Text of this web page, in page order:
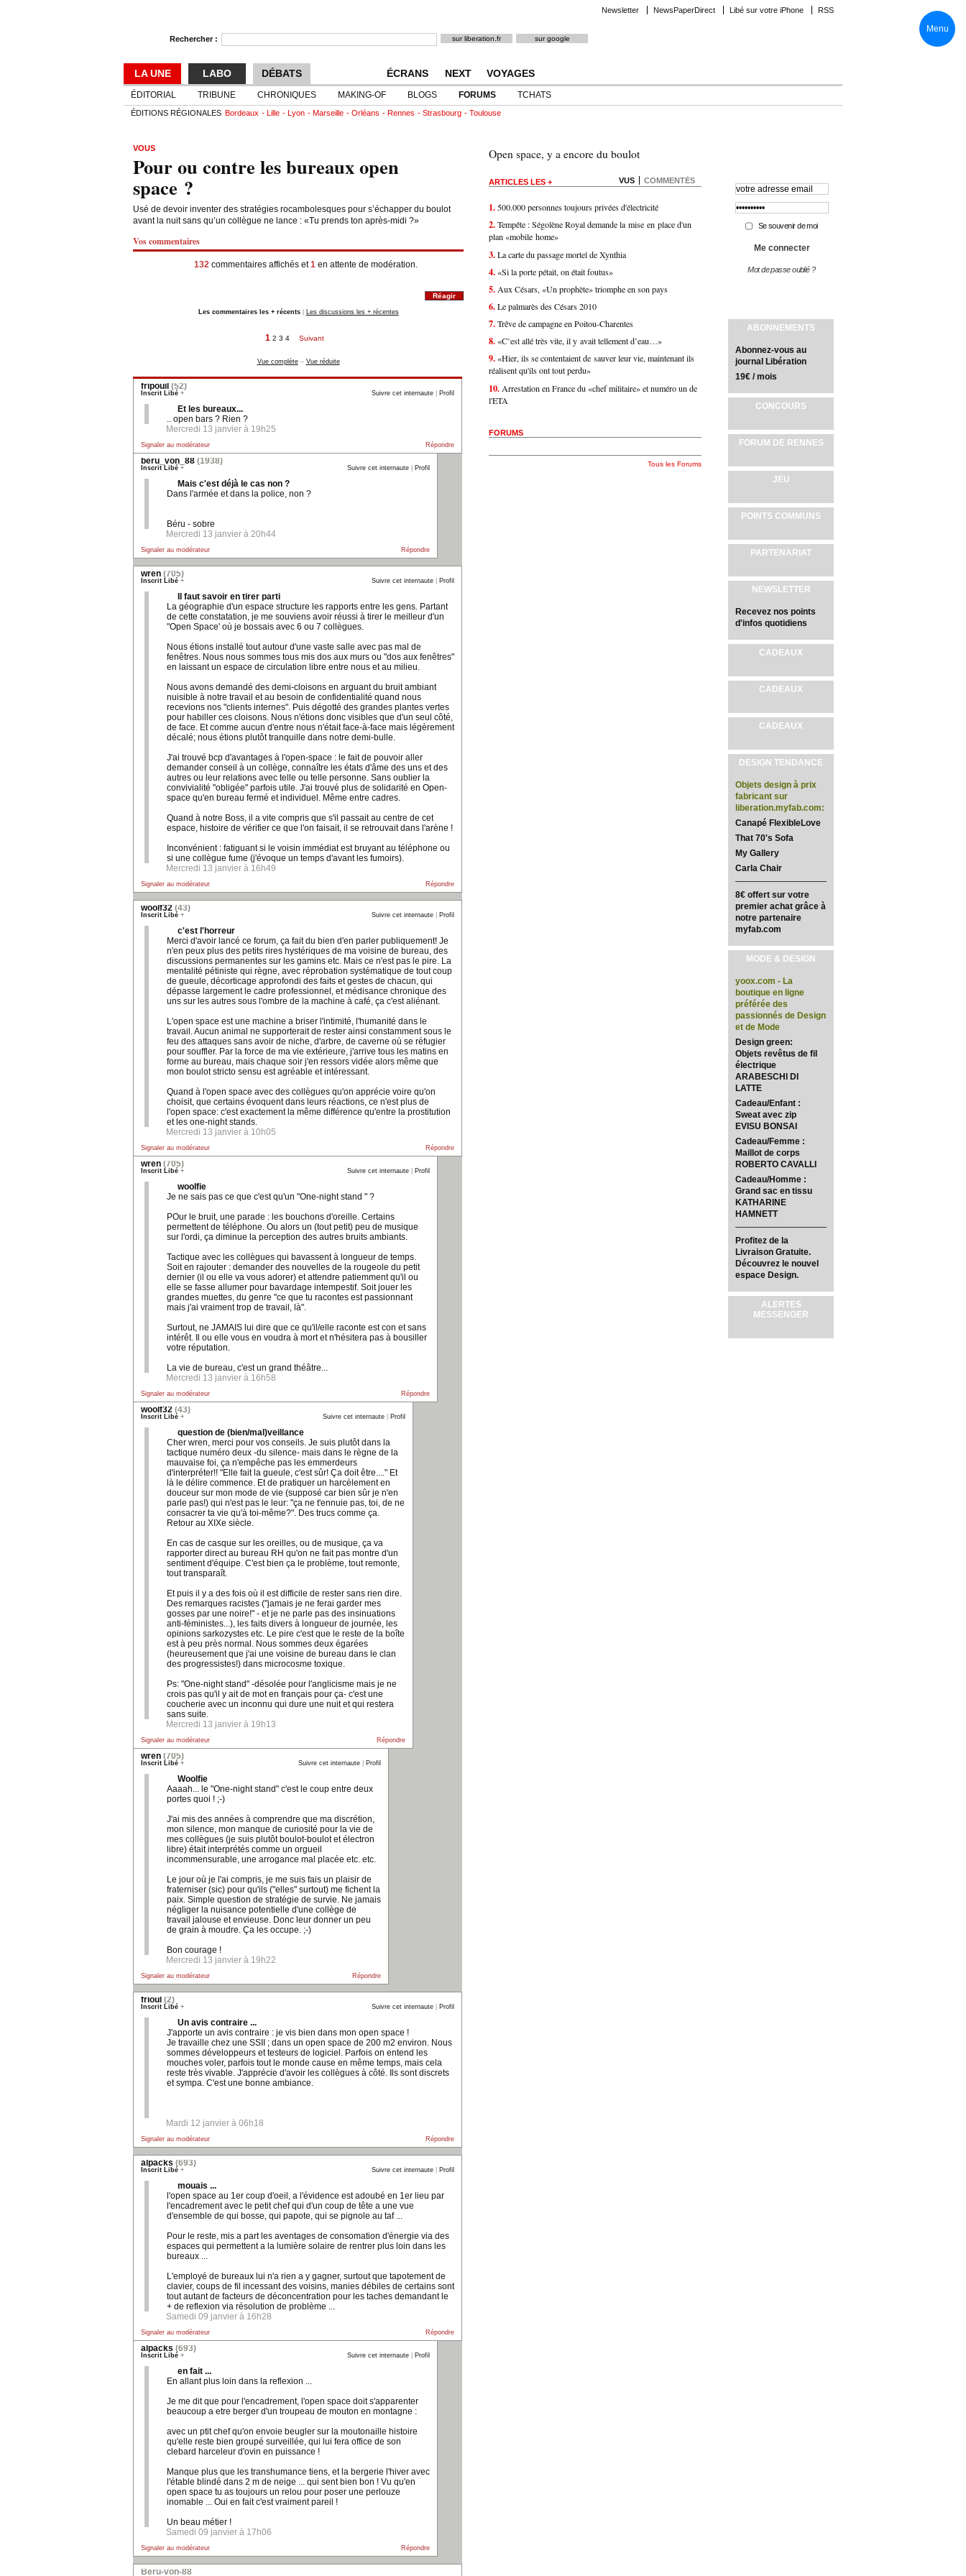
Menu
Newsletter NewsPaperDirect Libé sur votre iPhone RSS
Rechercher :
LA UNE LABO DÉBATS ÉCRANS NEXT VOYAGES
ÉDITORIAL TRIBUNE CHRONIQUES MAKING-OF BLOGS FORUMS TCHATS
ÉDITIONS RÉGIONALES Bordeaux Lille Lyon Marseille Orléans Rennes Strasbourg Toulouse
VOUS
Pour ou contre les bureaux open
space ?
Usé de devoir inventer des stratégies rocambolesques pour s’échapper du boulot
avant la nuit sans qu’un collègue ne lance : «Tu prends ton après-midi ?»
Vos commentaires
132 commentaires affichés et1 en attente de modération.
Réagir
Les commentaires les + récents| Les discussions les + récentes
1 2 3 4 Suivant
Vue complète– Vue réduite
fripouil (52)
Inscrit Libé + Suivre cet internaute Profil
Et les bureaux...
.. open bars ? Rien ?
Mercredi 13 janvier à 19h25
Signaler au modérateur Répondre
beru_von_88 (1938)
Inscrit Libé + Suivre cet internaute Profil
Mais c'est déjà le cas non ?
Dans l'armée et dans la police, non ?
Béru - sobre
Mercredi 13 janvier à 20h44
Signaler au modérateur Répondre
wren (705)
Inscrit Libé + Suivre cet internaute Profil
Il faut savoir en tirer parti
La géographie d'un espace structure les rapports entre les gens. Partant
de cette constatation, je me souviens avoir réussi à tirer le meilleur d'un
"Open Space' où je bossais avec 6 ou 7 collègues.
Nous étions installé tout autour d'une vaste salle avec pas mal de
fenêtres. Nous nous sommes tous mis dos aux murs ou "dos aux fenêtres"
en laissant un espace de circulation libre entre nous et au milieu.
Nous avons demandé des demi-cloisons en arguant du bruit ambiant
nuisible à notre travail et au besoin de confidentialité quand nous
recevions nos "clients internes". Puis dégotté des grandes plantes vertes
pour habiller ces cloisons. Nous n'étions donc visibles que d'un seul côté,
de face. Et comme aucun d'entre nous n'était face-à-face mais légèrement
décalé; nous étions plutôt tranquille dans notre demi-bulle.
J'ai trouvé bcp d'avantages à l'open-space : le fait de pouvoir aller
demander conseil à un collège, connaître les états d'âme des uns et des
autres ou leur relations avec telle ou telle personne. Sans oublier la
convivialité "obligée" parfois utile. J'ai trouvé plus de solidarité en Open-
space qu'en bureau fermé et individuel. Même entre cadres.
Quand à notre Boss, il a vite compris que s'il passait au centre de cet
espace, histoire de vérifier ce que l'on faisait, il se retrouvait dans l'arène !
Inconvénient : fatiguant si le voisin immédiat est bruyant au téléphone ou
si une collègue fume (j'évoque un temps d'avant les fumoirs).
Mercredi 13 janvier à 16h49
Signaler au modérateur Répondre
woolf32 (43)
Inscrit Libé + Suivre cet internaute Profil
c'est l'horreur
Merci d'avoir lancé ce forum, ça fait du bien d'en parler publiquement! Je
n'en peux plus des petits rires hystériques de ma voisine de bureau, des
discussions permanentes sur les gamins etc. Mais ce n'est pas le pire. La
mentalité pétiniste qui règne, avec réprobation systématique de tout coup
de gueule, décorticage approfondi des faits et gestes de chacun, qui
dépasse largement le cadre professionnel, et médisance chronique des
uns sur les autres sous l'ombre de la machine à café, ça c'est aliénant.
L'open space est une machine a briser l'intimité, l'humanité dans le
travail. Aucun animal ne supporterait de rester ainsi constamment sous le
feu des attaques sans avoir de niche, d'arbre, de caverne où se réfugier
pour souffler. Par la force de ma vie extérieure, j'arrive tous les matins en
forme au bureau, mais chaque soir j'en ressors vidée alors même que
mon boulot stricto sensu est agréable et intéressant.
Quand à l'open space avec des collègues qu'on apprécie voire qu'on
choisit, que certains évoquent dans leurs réactions, ce n'est plus de
l'open space: c'est exactement la même différence qu'entre la prostitution
et les one-night stands.
Mercredi 13 janvier à 10h05
Signaler au modérateur Répondre
wren (705)
Inscrit Libé + Suivre cet internaute Profil
woolfie
Je ne sais pas ce que c'est qu'un "One-night stand " ?
POur le bruit, une parade : les bouchons d'oreille. Certains
permettent de téléphone. Ou alors un (tout petit) peu de musique
sur l'ordi, ça diminue la perception des autres bruits ambiants.
Tactique avec les collègues qui bavassent à longueur de temps.
Soit en rajouter : demander des nouvelles de la rougeole du petit
dernier (il ou elle va vous adorer) et attendre patiemment qu'il ou
elle se fasse allumer pour bavardage intempestif. Soit jouer les
grandes muettes, du genre "ce que tu racontes est passionnant
mais j'ai vraiment trop de travail, là".
Surtout, ne JAMAIS lui dire que ce qu'il/elle raconte est con et sans
intérêt. Il ou elle vous en voudra à mort et n'hésitera pas à bousiller
votre réputation.
La vie de bureau, c'est un grand théâtre...
Mercredi 13 janvier à 16h58
Signaler au modérateur Répondre
woolf32 (43)
Inscrit Libé + Suivre cet internaute Profil
question de (bien/mal)veillance
Cher wren, merci pour vos conseils. Je suis plutôt dans la
tactique numéro deux -du silence- mais dans le règne de la
mauvaise foi, ça n'empêche pas les emmerdeurs
d'interpréter!! "Elle fait la gueule, c'est sûr! Ça doit être...." Et
là le délire commence. Et de pratiquer un harcèlement en
douceur sur mon mode de vie (supposé car bien sûr je n'en
parle pas!) qui n'est pas le leur: "ça ne t'ennuie pas, toi, de ne
consacrer ta vie qu'à toi-même?". Des trucs comme ça.
Retour au XIXe siècle.
En cas de casque sur les oreilles, ou de musique, ça va
rapporter direct au bureau RH qu'on ne fait pas montre d'un
sentiment d'équipe. C'est bien ça le problème, tout remonte,
tout transparaît.
Et puis il y a des fois où il est difficile de rester sans rien dire.
Des remarques racistes ("jamais je ne ferai garder mes
gosses par une noire!" - et je ne parle pas des insinuations
anti-féministes...), les faits divers à longueur de journée, les
opinions sarkozystes etc. Le pire c'est que le reste de la boîte
est à peu près normal. Nous sommes deux égarées
(heureusement que j'ai une voisine de bureau dans le clan
des progressistes!) dans microcosme toxique.
Ps: "One-night stand" -désolée pour l'anglicisme mais je ne
crois pas qu'il y ait de mot en français pour ça- c'est une
coucherie avec un inconnu qui dure une nuit et qui restera
sans suite.
Mercredi 13 janvier à 19h13
Signaler au modérateur Répondre
wren (705)
Inscrit Libé + Suivre cet internaute Profil
Woolfie
Aaaah... le "One-night stand" c'est le coup entre deux
portes quoi ! ;-)
J'ai mis des années à comprendre que ma discrétion,
mon silence, mon manque de curiosité pour la vie de
mes collègues (je suis plutôt boulot-boulot et électron
libre) était interprétés comme un orgueil
incommensurable, une arrogance mal placée etc. etc.
Le jour où je l'ai compris, je me suis fais un plaisir de
fraterniser (sic) pour qu'ils ("elles" surtout) me fichent la
paix. Simple question de stratégie de survie. Ne jamais
négliger la nuisance potentielle d'une collège de
travail jalouse et envieuse. Donc leur donner un peu
de grain à moudre. Ça les occupe. ;-)
Bon courage !
Mercredi 13 janvier à 19h22
Signaler au modérateur Répondre
frioul (2)
Inscrit Libé + Suivre cet internaute Profil
Un avis contraire ...
J'apporte un avis contraire : je vis bien dans mon open space !
Je travaille chez une SSII ; dans un open space de 200 m2 environ. Nous
sommes développeurs et testeurs de logiciel. Parfois on entend les
mouches voler, parfois tout le monde cause en même temps, mais cela
reste très vivable. J'apprécie d'avoir les collègues à côté. Ils sont discrets
et sympa. C'est une bonne ambiance.
Mardi 12 janvier à 06h18
Signaler au modérateur Répondre
alpacks (693)
Inscrit Libé + Suivre cet internaute Profil
mouais ...
l'open space au 1er coup d'oeil, a l'évidence est adoubé en 1er lieu par
l'encadrement avec le petit chef qui d'un coup de tête a une vue
d'ensemble de qui bosse, qui papote, qui se pignole au taf ...
Pour le reste, mis a part les aventages de consomation d'énergie via des
espaces qui permettent a la lumière solaire de rentrer plus loin dans les
bureaux ...
L'employé de bureaux lui n'a rien a y gagner, surtout que tapotement de
clavier, coups de fil incessant des voisins, manies débiles de certains sont
tout autant de facteurs de déconcentration pour les taches demandant le
+ de reflexion via résolution de problème ...
Samedi 09 janvier à 16h28
Signaler au modérateur Répondre
alpacks (693)
Inscrit Libé + Suivre cet internaute Profil
en fait ...
En allant plus loin dans la reflexion ...
Je me dit que pour l'encadrement, l'open space doit s'apparenter
beaucoup a etre berger d'un troupeau de mouton en montagne :
avec un ptit chef qu'on envoie beugler sur la moutonaille histoire
qu'elle reste bien groupé surveillée, qui lui fera office de son
clebard harceleur d'ovin en puissance !
Manque plus que les transhumance tiens, et la bergerie l'hiver avec
l'étable blindé dans 2 m de neige ... qui sent bien bon ! Vu qu'en
open space tu as toujours un relou pour poser une perlouze
inomable ... Oui en fait c'est vraiment pareil !
Un beau métier !
Samedi 09 janvier à 17h06
Signaler au modérateur Répondre
Béru-von-88
Open space, y a encore du boulot
ARTICLES LES + VUS COMMENTÉS
1. 500.000 personnes toujours privées d'électricité
2.Tempête : Ségolène Royal demande la mise en place d'un
plan «mobile home»
3.La carte du passage mortel de Xynthia
4. «Si la porte pétait, on était foutus»
5. Aux Césars, «Un prophète» triomphe en son pays
6.Le palmarès des Césars 2010
7.Trêve de campagne en Poitou-Charentes
8. «C’est allé très vite, il y avait tellement d’eau…»
9. «Hier, ils se contentaient de sauver leur vie, maintenant ils
réalisent qu'ils ont tout perdu»
10. Arrestation en France du «chef militaire» et numéro un de
l'ETA
FORUMS
Tous les Forums
Se souvenir de moi
Mot de passe oublié ?
ABONNEMENTS
Abonnez-vous au
journal Libération
19€ / mois
CONCOURS
FORUM DE RENNES
JEU
POINTS COMMUNS
PARTENARIAT
NEWSLETTER
Recevez nos points
d'infos quotidiens
CADEAUX
CADEAUX
CADEAUX
DESIGN TENDANCE
Objets design à prix
fabricant sur
liberation.myfab.com:
Canapé FlexibleLove
That 70's Sofa
My Gallery
Carla Chair
8€ offert sur votre
premier achat grâce à
notre partenaire
myfab.com
MODE & DESIGN
yoox.com - La
boutique en ligne
préférée des
passionnés de Design
et de Mode
Design green:
Objets revêtus de fil
électrique
ARABESCHI DI
LATTE
Cadeau/Enfant :
Sweat avec zip
EVISU BONSAI
Cadeau/Femme :
Maillot de corps
ROBERTO CAVALLI
Cadeau/Homme :
Grand sac en tissu
KATHARINE
HAMNETT
Profitez de la
Livraison Gratuite.
Découvrez le nouvel
espace Design.
ALERTES
MESSENGER